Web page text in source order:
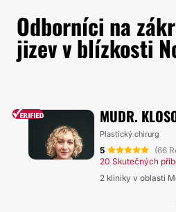
Odborníci na
jizev v blízkosti
MUDR.
Plastický chirurg
5 (66
20 Skutečných
2 kliniky v oblasti